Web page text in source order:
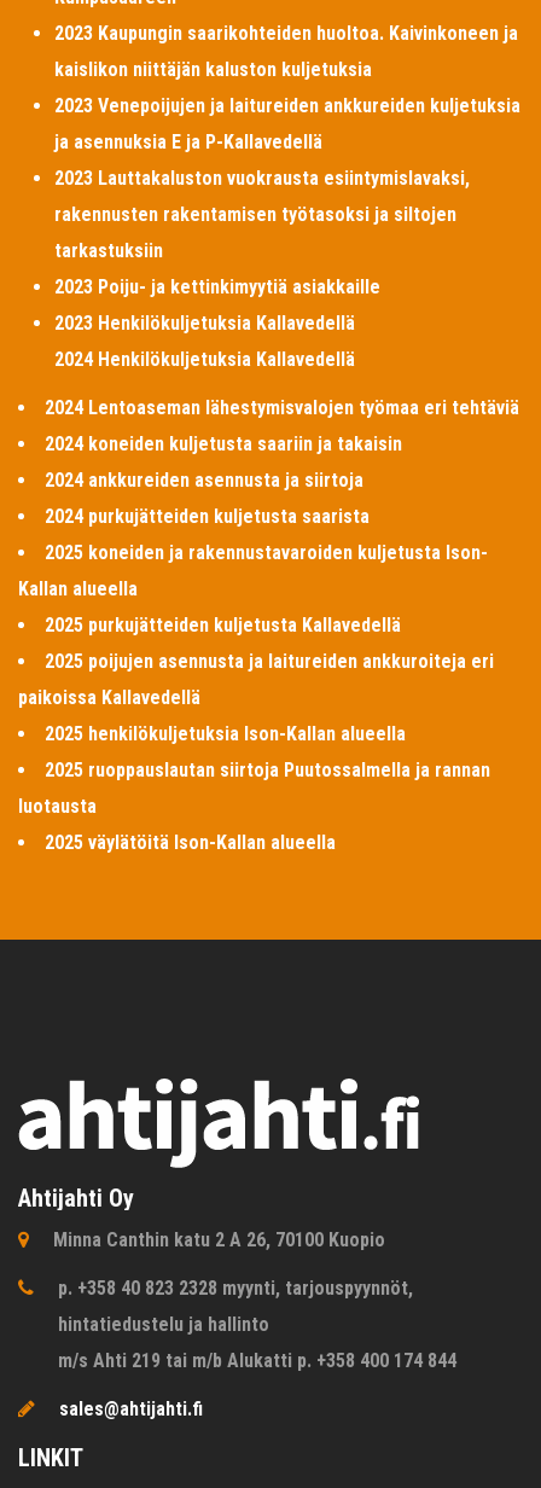
2023 Kaupungin saarikohteiden huoltoa. Kaivinkoneen ja
kaislikon niittäjän kaluston kuljetuksia
2023 Venepoijujen ja laitureiden ankkureiden kuljetuksia
ja asennuksia E ja P-Kallavedellä
2023 Lauttakaluston vuokrausta esiintymislavaksi,
rakennusten rakentamisen työtasoksi ja siltojen
tarkastuksiin
2023 Poiju- ja kettinkimyytiä asiakkaille
2023 Henkilökuljetuksia Kallavedellä
2024 Henkilökuljetuksia Kallavedellä
2024 Lentoaseman lähestymisvalojen työmaa eri tehtäviä
2024 koneiden kuljetusta saariin ja takaisin
2024 ankkureiden asennusta ja siirtoja
2024 purkujätteiden kuljetusta saarista
2025 koneiden ja rakennustavaroiden kuljetusta Ison-
Kallan alueella
2025 purkujätteiden kuljetusta Kallavedellä
2025 poijujen asennusta ja laitureiden ankkuroiteja eri
paikoissa Kallavedellä
2025 henkilökuljetuksia Ison-Kallan alueella
2025 ruoppauslautan siirtoja Puutossalmella ja rannan
luotausta
2025 väylätöitä Ison-Kallan alueella
Ahtijahti Oy
Minna Canthin katu 2 A 26, 70100 Kuopio
p. +358 40 823 2328 myynti, tarjouspyynnöt,
hintatiedustelu ja hallinto
m/s Ahti 219 tai m/b Alukatti p. +358 400 174 844
sales@ahtijahti.fi
LINKIT